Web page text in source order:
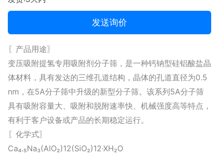
发送询价
〖产品用途〗
变压吸附提氢专用吸附剂分子筛，是一种钙钠型硅铝酸盐晶
体材料，具有发达的三维孔道结构，晶体的孔道直径为0.5
nm ，在5A分子筛中升级的新型分子筛。该系列 5A分子筛
具有吸附容量大、吸附和脱附速率快、机械强度高等特点，
有利于客户设备或产品的长期稳定运行。
〖化学式〗
Ca₄.₅Na₃(AlO₂)12(SiO₂)12·XH₂O